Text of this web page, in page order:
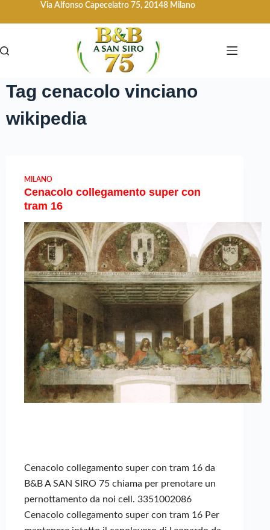
Via Alfonso Capecelatro 75, 20148 Milano
Tag cenacolo vinciano
wikipedia
MILANO
Cenacolo collegamento super con
tram 16
Cenacolo collegamento super con tram 16 da
B&B A SAN SIRO 75 chiama per prenotare un
pernottamento da noi cell. 3351002086
Cenacolo collegamento super con tram 16 Per